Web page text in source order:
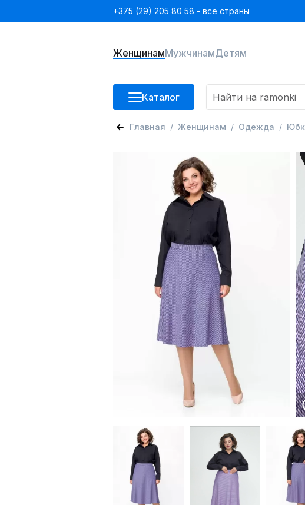
+375 (29) 205 80 58 - все страны
ЖенщинамМужчинамДетям
Каталог
Главная Женщинам Одежда